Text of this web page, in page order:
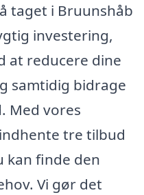
taget i Bruunshåb
investering,
at reducere dine
samtidig bidrage
Med vores
tre tilbud
kan finde den
Vi gør det